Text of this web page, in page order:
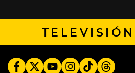
TELEVISIÓN
FacebookTwitterYoutubeInstagram
TikTokThreads